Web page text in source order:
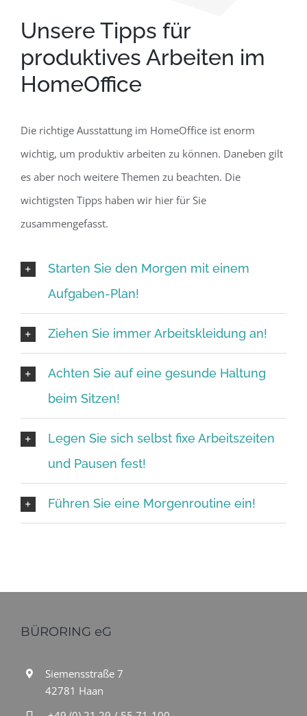
Unsere Tipps für
produktives Arbeiten im
HomeOffice
Die richtige Ausstattung im HomeOffice ist enorm
wichtig, um produktiv arbeiten zu können. Daneben gilt
es aber noch weitere Themen zu beachten. Die
wichtigsten Tipps haben wir hier für Sie
zusammengefasst.
Starten Sie den Morgen mit einem
Aufgaben-Plan!
Ziehen Sie immer Arbeitskleidung an!
Achten Sie auf eine gesunde Haltung
beim Sitzen!
Legen Sie sich selbst fixe Arbeitszeiten
und Pausen fest!
Führen Sie eine Morgenroutine ein!
BÜRORING eG
Siemensstraße 7
42781 Haan